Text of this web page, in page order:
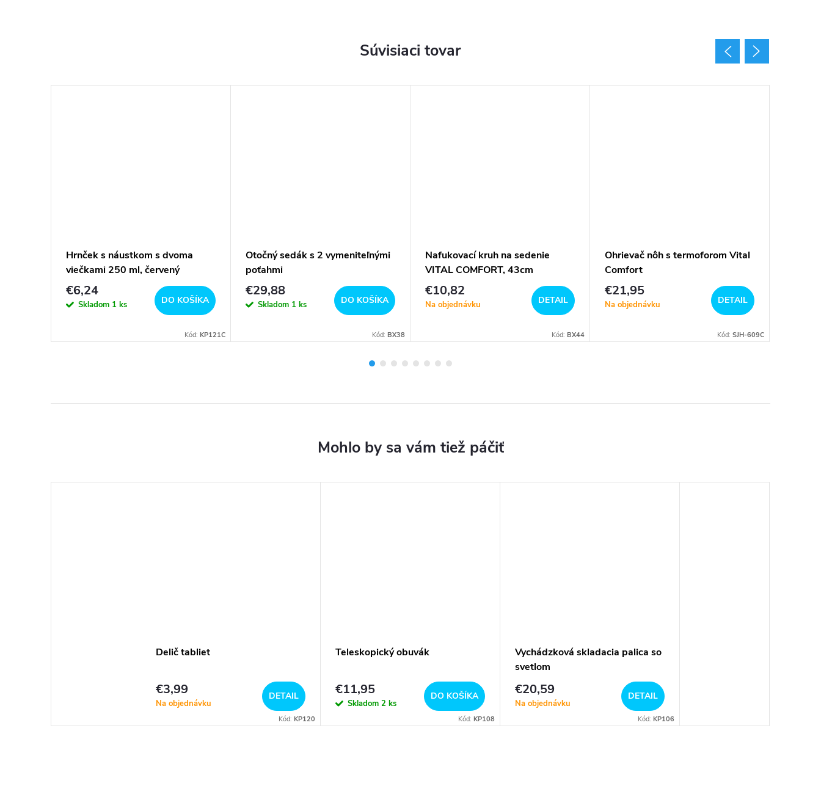
Súvisiaci tovar
Hrnček s náustkom s dvoma
viečkami 250 ml, červený
€6,24
Skladom 1 ks DO KOŠÍKA
Kód: KP121C
Otočný sedák s 2 vymeniteľnými
poťahmi
€29,88
Skladom 1 ks DO KOŠÍKA
Kód: BX38
Nafukovací kruh na sedenie
VITAL COMFORT, 43cm
€10,82
Na objednávku DETAIL
Kód: BX44
Ohrievač nôh s termoforom Vital
Comfort
€21,95
Na objednávku DETAIL
Kód: SJH-609C
Delič tabliet
€3,99
Na objednávku
DETAIL
Kód: KP120
Teleskopický obuvák
€11,95
Skladom 2 ks
DO KOŠÍKA
Kód: KP108
Vychádzková skladacia palica so
svetlom
€20,59
Na objednávku
DETAIL
Kód: KP106